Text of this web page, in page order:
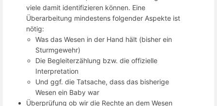
viele damit identifizieren können. Eine
Überarbeitung mindestens folgender Aspekte ist
nötig:
Was das Wesen in der Hand hält (bisher ein
Sturmgewehr)
Die Begleiterzählung bzw. die offizielle
Interpretation
Und ggf. die Tatsache, dass das bisherige
Wesen ein Baby war
Überprüfung ob wir die Rechte an dem Wesen